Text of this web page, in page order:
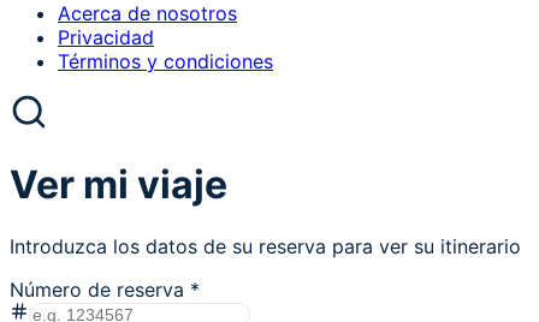
Acerca de nosotros
Privacidad
Términos y condiciones
Ver mi viaje
Introduzca los datos de su reserva para ver su itinerario
Número de reserva *